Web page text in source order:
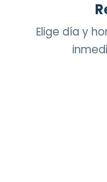
Elige día y